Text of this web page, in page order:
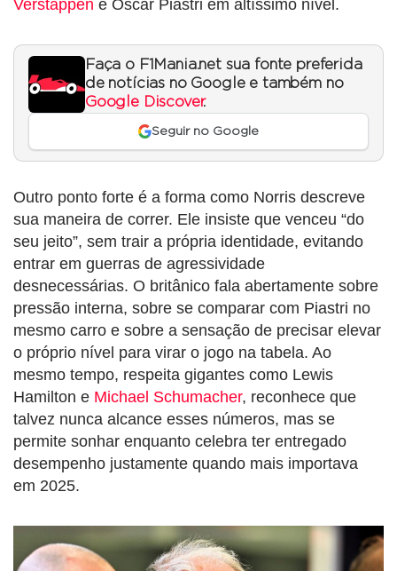
Verstappen e Oscar Piastri em altíssimo nível.
Faça o F1Mania.net sua fonte preferida
de notícias no Google e também no
Google Discover.
Seguir no Google
Outro ponto forte é a forma como Norris descreve
sua maneira de correr. Ele insiste que venceu “do
seu jeito”, sem trair a própria identidade, evitando
entrar em guerras de agressividade
desnecessárias. O britânico fala abertamente sobre
pressão interna, sobre se comparar com Piastri no
mesmo carro e sobre a sensação de precisar elevar
o próprio nível para virar o jogo na tabela. Ao
mesmo tempo, respeita gigantes como Lewis
Hamilton e Michael Schumacher, reconhece que
talvez nunca alcance esses números, mas se
permite sonhar enquanto celebra ter entregado
desempenho justamente quando mais importava
em 2025.